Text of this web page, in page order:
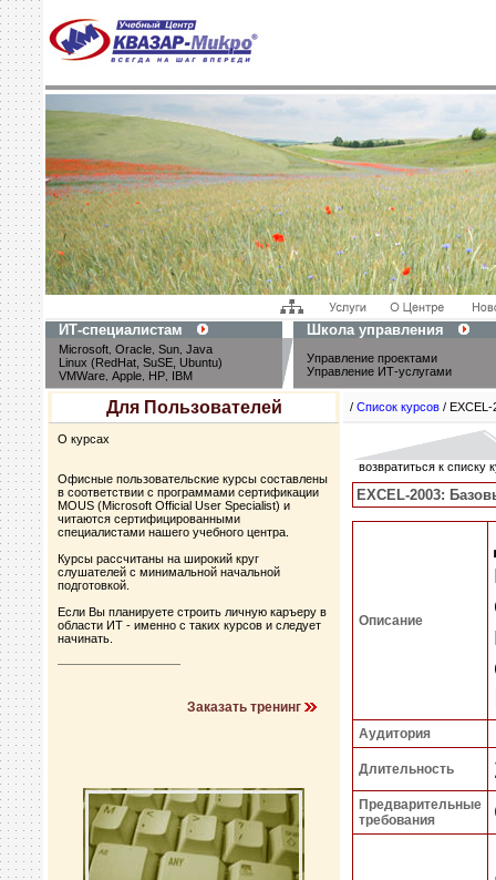
ИТ-специалистам Школа управления
Microsoft Oracle Sun Java
Linux (RedHat, SuSE, Ubuntu)
VMWare Apple HP IBM
Управление проектами
Управление ИТ-услугами
Для Пользователей
О курсах
Офисные пользовательские курсы составлены
в соответствии с программами сертификации
MOUS (Microsoft Official User Specialist) и
читаются сертифицированными
специалистами нашего учебного центра.
Курсы рассчитаны на широкий круг
слушателей с минимальной начальной
подготовкой.
Если Вы планируете строить личную каръеру в
области ИТ - именно с таких курсов и следует
начинать.
Заказать тренинг
/ Список курсов / EXCEL-
возвратиться к списку
EXCEL-2003:
Описание
Аудитория
Длительность
Предварительные
требования